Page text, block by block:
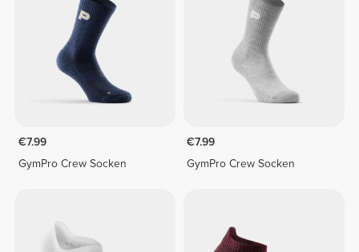
€7.99
GymPro Crew Socken
€7.99
GymPro Crew Socken